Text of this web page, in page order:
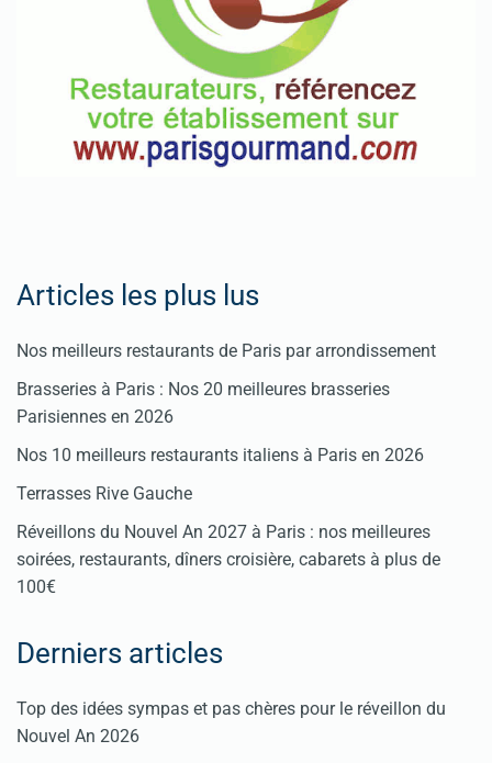
Articles les plus lus
Nos meilleurs restaurants de Paris par arrondissement
Brasseries à Paris : Nos 20 meilleures brasseries
Parisiennes en 2026
Nos 10 meilleurs restaurants italiens à Paris en 2026
Terrasses Rive Gauche
Réveillons du Nouvel An 2027 à Paris : nos meilleures
soirées, restaurants, dîners croisière, cabarets à plus de
100€
Derniers articles
Top des idées sympas et pas chères pour le réveillon du
Nouvel An 2026